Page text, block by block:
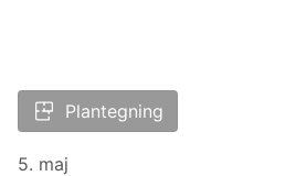
Plantegning
5. maj